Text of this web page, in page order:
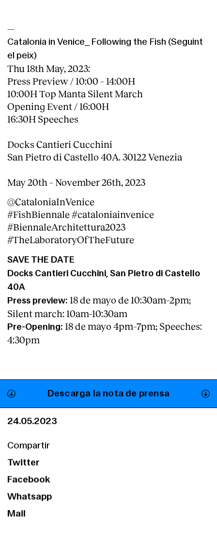
—
Catalonia in Venice_ Following the Fish (Seguint
el peix)
Thu 18th May, 2023:
Press Preview / 10:00 – 14:00H
10:00H Top Manta Silent March
Opening Event / 16:00H
16:30H Speeches
Docks Cantieri Cucchini
San Pietro di Castello 40A. 30122 Venezia
May 20th ­– November 26th, 2023
@CataloniaInVenice
#FishBiennale #cataloniainvenice
#BiennaleArchitettura2023
#TheLaboratoryOfTheFuture
SAVE THE DATE
Docks Cantieri Cucchini, San Pietro di Castello
40A
Press preview: 18 de mayo de 10:30am–2pm;
Silent march: 10am-10:30am
Pre-Opening: 18 de mayo 4pm–7pm; Speeches:
4:30pm
Descarga la nota de prensa
24.05.2023
Compartir
Twitter
Facebook
Whatsapp
Mail